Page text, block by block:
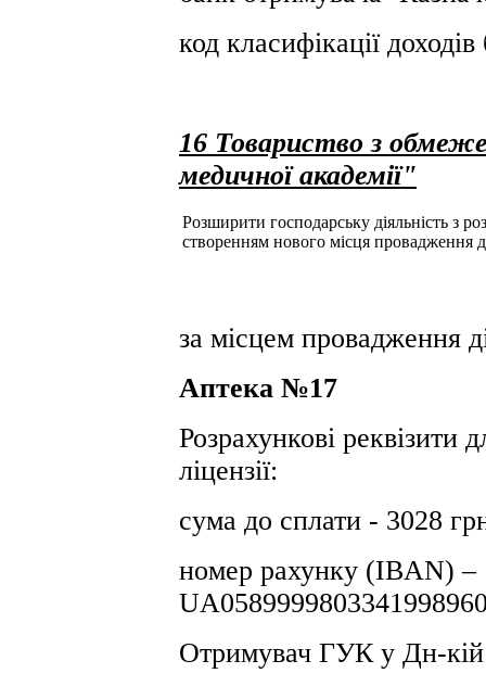
код класифікації
16 Товариство з
медичної академії"
Розширити господарську діяльність з
створенням нового місця провадження
за місцем провадження
Аптека №17
Розрахункові реквізити
ліцензії:
сума до сплати - 3028
номер рахунку (IBAN) –
Отримувач ГУК у Дн-кiй